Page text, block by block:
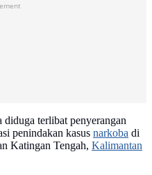
diduga terlibat penyerangan
penindakan kasus narkoba di
Katingan Tengah, Kalimantan